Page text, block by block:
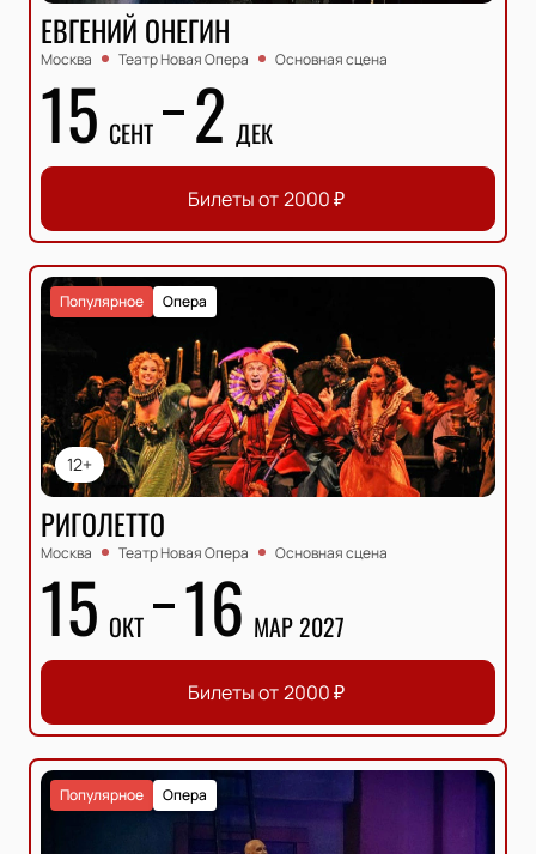
ЕВГЕНИЙ ОНЕГИН
Москва Театр Новая Опера Основная сцена
15 СЕНТ 2 ДЕК
Билеты от 2000₽
12+
Опера
Популярное
РИГОЛЕТТО
Москва Театр Новая Опера Основная сцена
15 ОКТ 16 МАР 2027
Билеты от 2000₽
Опера
Популярное